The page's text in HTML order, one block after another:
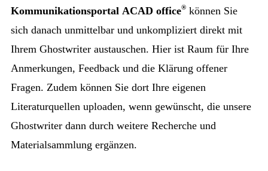
Kommunikationsportal ACAD office® können Sie
sich danach unmittelbar und unkompliziert direkt mit
Ihrem Ghostwriter austauschen. Hier ist Raum für Ihre
Anmerkungen, Feedback und die Klärung offener
Fragen. Zudem können Sie dort Ihre eigenen
Literaturquellen uploaden, wenn gewünscht, die unsere
Ghostwriter dann durch weitere Recherche und
Materialsammlung ergänzen.